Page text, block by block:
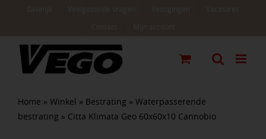
Home » Winkel » Bestrating » Waterpasserende
bestrating » Citta Klimata Geo 60x60x10 Cannobio